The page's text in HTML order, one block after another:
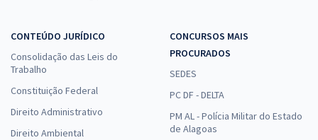
CONTEÚDO JURÍDICO
Consolidação das Leis do
Trabalho
Constituição Federal
Direito Administrativo
Direito Ambiental
CONCURSOS MAIS
PROCURADOS
SEDES
PC DF - DELTA
PM AL - Polícia Militar do Estado
de Alagoas